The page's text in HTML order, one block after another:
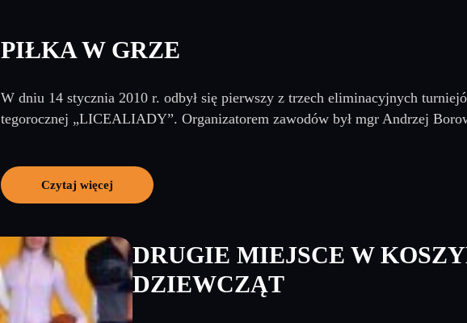
PIŁKA W GRZE
W dniu 14 stycznia 2010 r. odbył się pierwszy z trzech eliminacyjnych
tegorocznej „LICEALIADY”. Organizatorem zawodów był mgr Andrzej
Czytaj więcej
DRUGIE MIEJSCE W
DZIEWCZĄT